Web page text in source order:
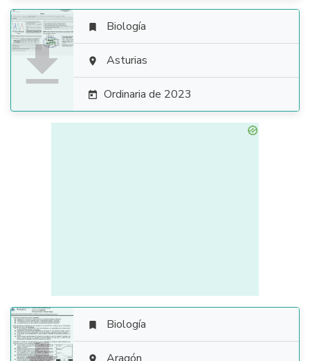

 Biología
 Asturias
 Ordinaria de 2023
 Biología